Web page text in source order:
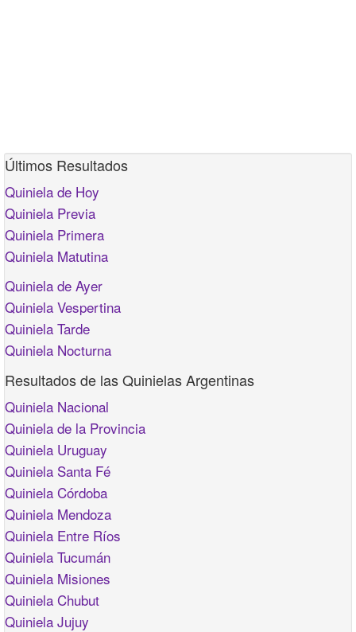
Últimos Resultados
Quiniela de Hoy
Quiniela Previa
Quiniela Primera
Quiniela Matutina
Quiniela de Ayer
Quiniela Vespertina
Quiniela Tarde
Quiniela Nocturna
Resultados de las Quinielas Argentinas
Quiniela Nacional
Quiniela de la Provincia
Quiniela Uruguay
Quiniela Santa Fé
Quiniela Córdoba
Quiniela Mendoza
Quiniela Entre Ríos
Quiniela Tucumán
Quiniela Misiones
Quiniela Chubut
Quiniela Jujuy